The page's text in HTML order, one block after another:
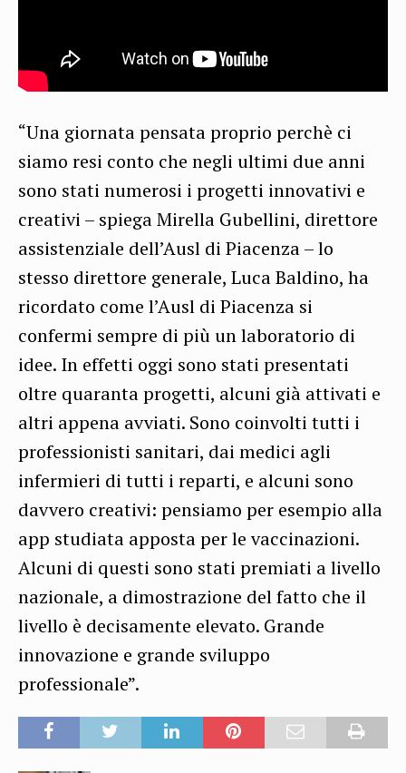
“Una giornata pensata proprio perchè ci
siamo resi conto che negli ultimi due anni
sono stati numerosi i progetti innovativi e
creativi – spiega Mirella Gubellini, direttore
assistenziale dell’Ausl di Piacenza – lo
stesso direttore generale, Luca Baldino, ha
ricordato come l’Ausl di Piacenza si
confermi sempre di più un laboratorio di
idee. In effetti oggi sono stati presentati
oltre quaranta progetti, alcuni già attivati e
altri appena avviati. Sono coinvolti tutti i
professionisti sanitari, dai medici agli
infermieri di tutti i reparti, e alcuni sono
davvero creativi: pensiamo per esempio alla
app studiata apposta per le vaccinazioni.
Alcuni di questi sono stati premiati a livello
nazionale, a dimostrazione del fatto che il
livello è decisamente elevato. Grande
innovazione e grande sviluppo
professionale”.